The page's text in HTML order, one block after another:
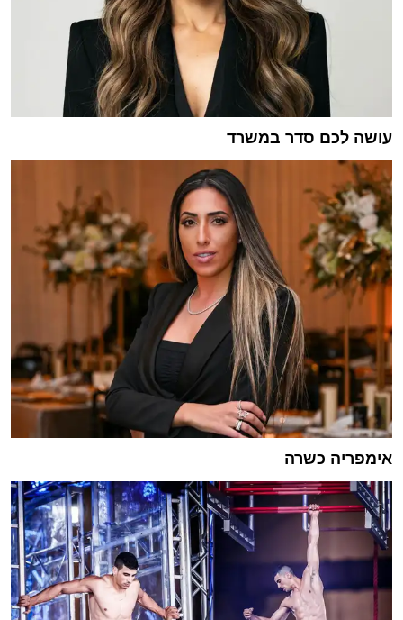
עושה לכם סדר במשרד
אימפריה כשרה